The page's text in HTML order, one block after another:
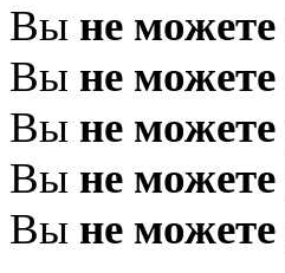
Вы не можете
Вы не можете
Вы не можете
Вы не можете
Вы не можете